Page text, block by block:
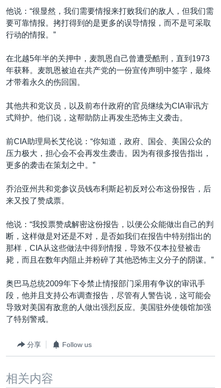
他说：“很显然，我们需要情报来打败我们的敌人，但我们需
要可靠情报。拷打得到的是更多的误导情报，而不是可采取
行动的情报。”
在北越5年半的关押中，麦凯恩自己曾遭受酷刑，直到1973
年获释。麦凯恩被迫在共产党的一份宣传声明中签字，最终
才带着永久的伤回国。
其他共和党议员，以及前布什政府的官员继续为CIA审讯方
式辩护。他们说，这帮助防止再发生恐怖主义袭击。
前CIA助理局长艾伦说：“你知道，政府、国会、美国公众的
压力极大，担心会不会再发生袭击。因为有很多报告指出，
更多的袭击在策划之中。”
乔治亚州共和党参议员钱布利斯起初反对公布这份报告，后
来又投了赞成票。
他说：“我投票赞成解密这份报告，以便公众能做出自己的判
断，这样做是对还是不对，是否如我们在报告中特别指出的
那样，CIA从这些做法中得到情报，导致不仅本拉登被击
毙，而且在数年内阻止并粉碎了其他恐怖主义分子的阴谋。”
奥巴马总统2009年下令禁止情报部门采用有争议的审讯手
段，他并且支持公布调查报告，尽管有人警告说，这可能会
导致对美国有敌意的人做出强烈反应。美国驻外使领馆加强
了特别警戒。
分享 Follow us
相关内容